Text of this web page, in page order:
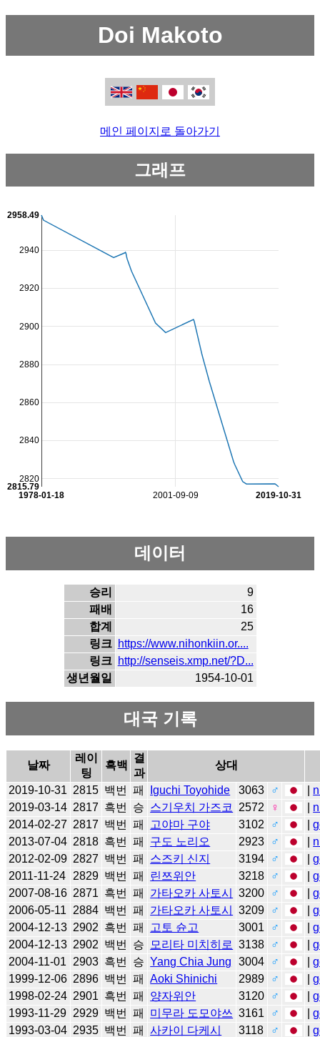
Doi Makoto
메인 페이지로 돌아가기
그래프
2001-09-09
1978-01-18 2019-10-31
2820
2840
2860
2880
2900
2920
2940
2815.79
2958.49
데이터
승리
9
패배
16
합계
25
링크 https://www.nihonkiin.or....
링크 http://senseis.xmp.net/?D...
생년월일
1954-10-01
대국 기록
날짜
레이
팅
흑백
결
과
상대
2019-10-31 2815 백번 패 Iguchi Toyohide 3063 ♂
2019-03-14 2817 흑번 승 스기우치 가즈코 2572 ♀
2014-02-27 2817 백번 패 고야마 구야 3102 ♂ |
2013-07-04 2818 흑번 패 구도 노리오 2923 ♂
2012-02-09 2827 백번 패 스즈키 신지 3194 ♂ |
2011-11-24
2829 백번 패 린쯔위안 3218 ♂ |
2007-08-16 2871 흑번 패 가타오카 사토시 3200 ♂ |
2006-05-11
2884 백번 패 가타오카 사토시 3209 ♂ |
2004-12-13 2902 흑번 패 고토 슌고 3001 ♂ |
2004-12-13 2902 백번 승 모리타 미치히로 3138 ♂ |
2004-11-01
2903 흑번 승 Yang Chia Jung 3004 ♂ |
1999-12-06 2896 백번 패 Aoki Shinichi 2989 ♂ |
1998-02-24 2901 흑번 패 양자위안 3120 ♂ |
1993-11-29 2929 백번 패 미무라 도모야쓰 3161 ♂ |
1993-03-04 2935 백번 패 사카이 다케시 3118 ♂ |